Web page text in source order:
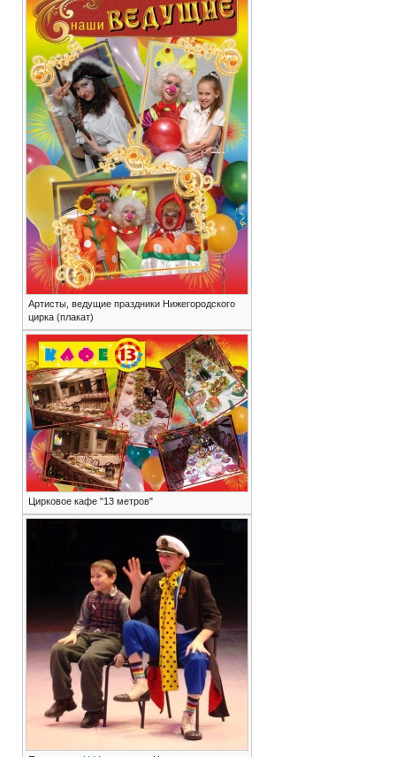
Артисты, ведущие праздники Нижегородского
цирка (плакат)
Цирковое кафе "13 метров"